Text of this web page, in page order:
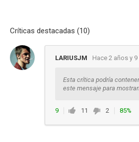
Críticas destacadas (10)
LARIUSJM Hace 2 años y
Esta crítica podría
este mensaje para
9 11 2
85%